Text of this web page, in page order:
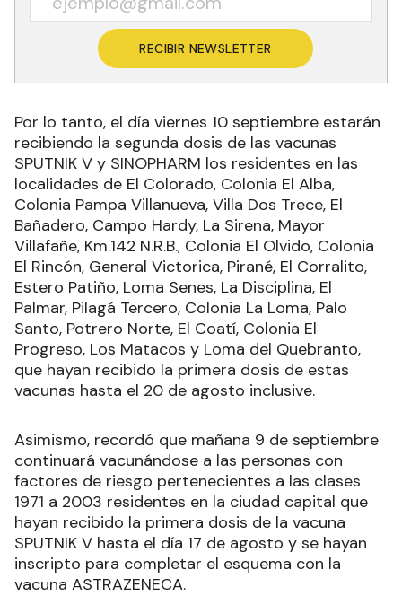
RECIBIR NEWSLETTER
Por lo tanto, el día viernes 10 septiembre estarán
recibiendo la segunda dosis de las vacunas
SPUTNIK V y SINOPHARM los residentes en las
localidades de El Colorado, Colonia El Alba,
Colonia Pampa Villanueva, Villa Dos Trece, El
Bañadero, Campo Hardy, La Sirena, Mayor
Villafañe, Km.142 N.R.B., Colonia El Olvido, Colonia
El Rincón, General Victorica, Pirané, El Corralito,
Estero Patiño, Loma Senes, La Disciplina, El
Palmar, Pilagá Tercero, Colonia La Loma, Palo
Santo, Potrero Norte, El Coatí, Colonia El
Progreso, Los Matacos y Loma del Quebranto,
que hayan recibido la primera dosis de estas
vacunas hasta el 20 de agosto inclusive.
Asimismo, recordó que mañana 9 de septiembre
continuará vacunándose a las personas con
factores de riesgo pertenecientes a las clases
1971 a 2003 residentes en la ciudad capital que
hayan recibido la primera dosis de la vacuna
SPUTNIK V hasta el día 17 de agosto y se hayan
inscripto para completar el esquema con la
vacuna ASTRAZENECA.